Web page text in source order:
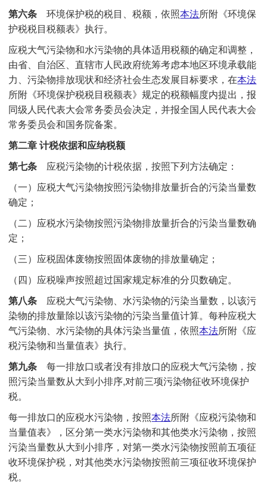
第六条环境保护税的税目、税额，依照本法所附《环境保
护税税目税额表》执行。
应税大气污染物和水污染物的具体适用税额的确定和调整，
由省、自治区、直辖市人民政府统筹考虑本地区环境承载能
力、污染物排放现状和经济社会生态发展目标要求，在本法
所附《环境保护税税目税额表》规定的税额幅度内提出，报
同级人民代表大会常务委员会决定，并报全国人民代表大会
常务委员会和国务院备案。
第二章 计税依据和应纳税额
第七条 应税污染物的计税依据，按照下列方法确定：
（一）应税大气污染物按照污染物排放量折合的污染当量数
确定；
（二）应税水污染物按照污染物排放量折合的污染当量数确
定；
（三）应税固体废物按照固体废物的排放量确定；
（四）应税噪声按照超过国家规定标准的分贝数确定。
第八条 应税大气污染物、水污染物的污染当量数，以该污
染物的排放量除以该污染物的污染当量值计算。每种应税大
气污染物、水污染物的具体污染当量值，依照本法所附《应
税污染物和当量值表》执行。
第九条每一排放口或者没有排放口的应税大气污染物，按
照污染当量数从大到小排序,对前三项污染物征收环境保护
税。
每一排放口的应税水污染物，按照本法所附《应税污染物和
当量值表》，区分第一类水污染物和其他类水污染物，按照
污染当量数从大到小排序，对第一类水污染物按照前五项征
收环境保护税，对其他类水污染物按照前三项征收环境保护
税。